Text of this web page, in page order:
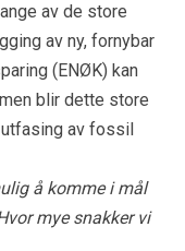
av de store
av ny, fornybar
(ENØK) kan
blir dette store
av fossil
å komme i mål
mye snakker vi